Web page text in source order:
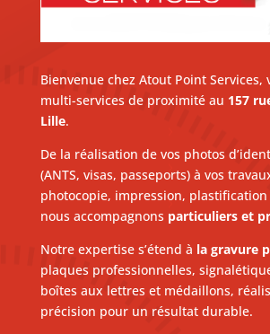
Bienvenue chez Atout Point Services,
multi-services de proximité au 157
Lille.
De la réalisation de vos photos
(ANTS, visas, passeports) à vos
photocopie, impression,
nous accompagnons particuliers et
Notre expertise s’étend à la gravure
plaques professionnelles,
boîtes aux lettres et médaillons,
précision pour un résultat durable.